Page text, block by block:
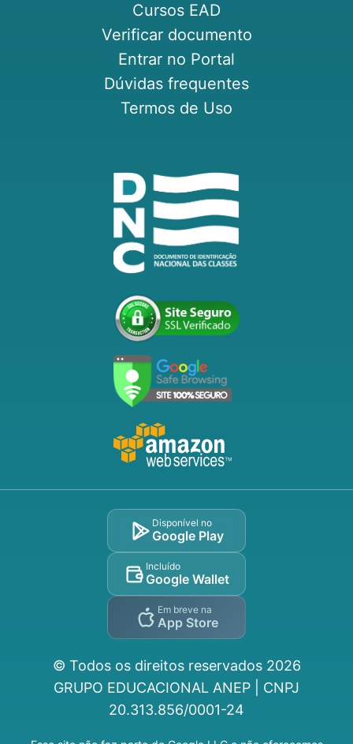
Cursos EAD
Verificar documento
Entrar no Portal
Dúvidas frequentes
Termos de Uso
Disponível no
Google Play
Incluído
Google Wallet
Em breve na
App Store
© Todos os direitos reservados 2026
GRUPO EDUCACIONAL ANEP | CNPJ
20.313.856/0001-24